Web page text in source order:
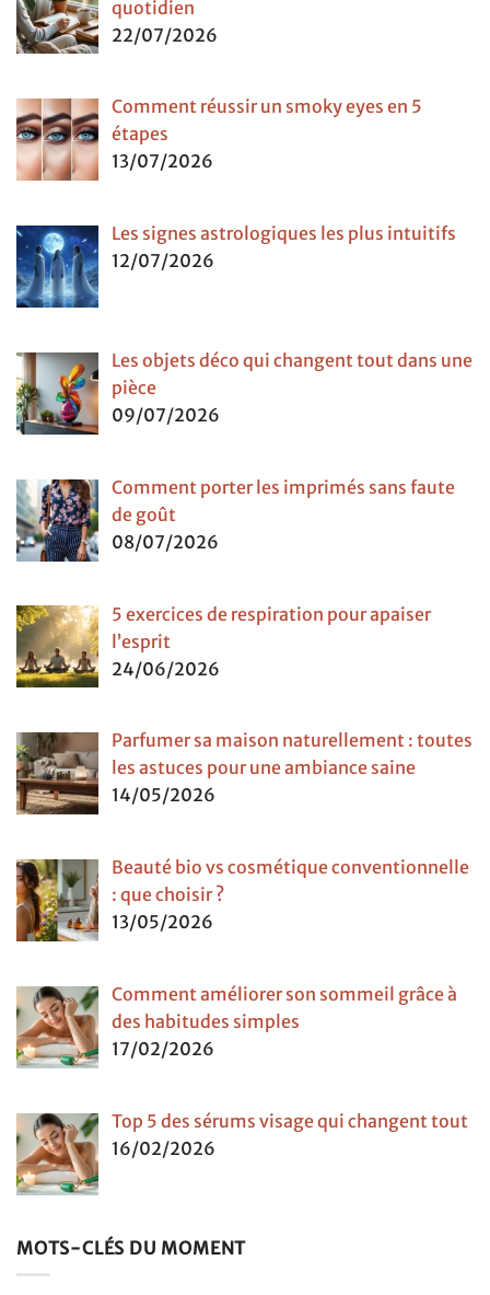
quotidien
22/07/2026
Comment réussir un smoky eyes en 5
étapes
13/07/2026
Les signes astrologiques les plus intuitifs
12/07/2026
Les objets déco qui changent tout dans une
pièce
09/07/2026
Comment porter les imprimés sans faute
de goût
08/07/2026
5 exercices de respiration pour apaiser
l’esprit
24/06/2026
Parfumer sa maison naturellement : toutes
les astuces pour une ambiance saine
14/05/2026
Beauté bio vs cosmétique conventionnelle
: que choisir ?
13/05/2026
Comment améliorer son sommeil grâce à
des habitudes simples
17/02/2026
Top 5 des sérums visage qui changent tout
16/02/2026
MOTS-CLÉS DU MOMENT